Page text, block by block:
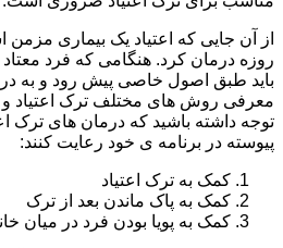
از آن جایی که اعتیاد یک بیماری
روزه درمان کرد. هنگامی که فرد
باید طبق اصول خاصی پیش رود و به
معرفی روش های مختلف ترک اعتیاد و
توجه داشته باشید که درمان های ترک
پیوسته در برنامه ی خود رعایت کنند:
کمک به ترک اعتیاد
کمک به پاک ماندن بعد از ترک
کمک به پویا بودن فرد در میان